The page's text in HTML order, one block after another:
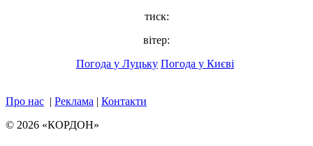
тиск:
вітер:
Погода у Луцьку Погода у Києві
Про нас | Реклама | Контакти
© 2026 «КОРДОН»